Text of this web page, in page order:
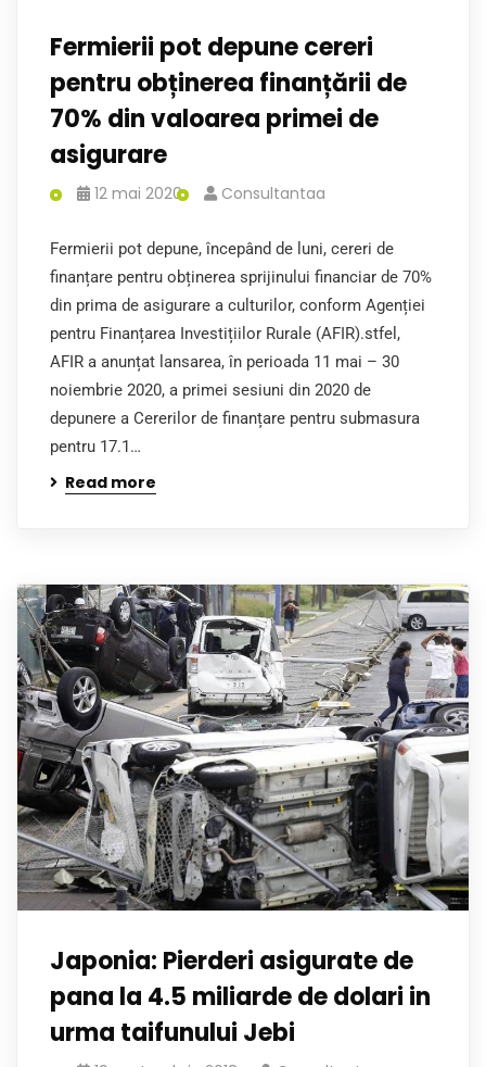
Fermierii pot depune cereri
pentru obținerea finanțării de
70% din valoarea primei de
asigurare
12 mai 2020 Consultantaa
Fermierii pot depune, începând de luni, cereri de
finanțare pentru obținerea sprijinului financiar de 70%
din prima de asigurare a culturilor, conform Agenției
pentru Finanțarea Investițiilor Rurale (AFIR).stfel,
AFIR a anunțat lansarea, în perioada 11 mai – 30
noiembrie 2020, a primei sesiuni din 2020 de
depunere a Cererilor de finanțare pentru submasura
pentru 17.1…
Read more
Japonia: Pierderi asigurate de
pana la 4.5 miliarde de dolari in
urma taifunului Jebi